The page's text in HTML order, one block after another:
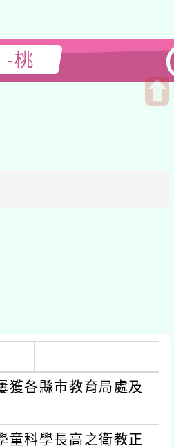
-桃
獲各縣市教育局處及
童科學長高之衛教正